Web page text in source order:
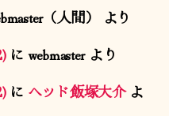
（人間）
より
に webmasterより
に ヘッド飯塚大介よ